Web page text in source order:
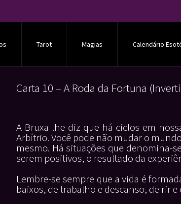
Tarot Magias Calendário
Carta 10 – A Roda da Fortuna
A Bruxa lhe diz que há ciclos em
Arbítrio. Você pode não mudar o
mesmo. Há situações que denomina-
serem positivos, o resultado da
Lembre-se sempre que a vida é
baixos, de trabalho e descanso, de rir